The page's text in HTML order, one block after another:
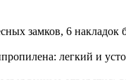
замков, 6 накладок
легкий и